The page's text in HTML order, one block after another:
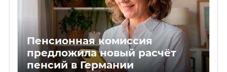
Пенсионная комиссия
предложила новый расчёт
пенсий в Германии